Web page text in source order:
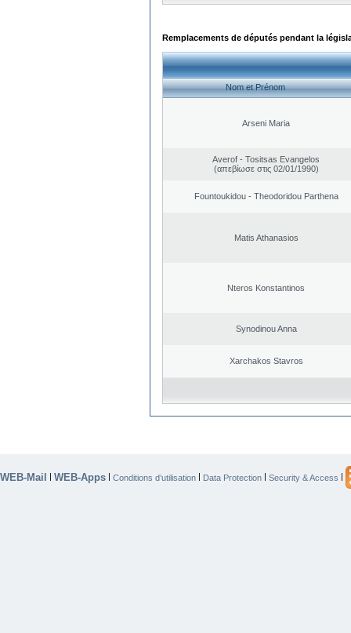
Remplacements de députés pendant la
Nom et Prénom
Arseni Maria
Averof - Tositsas Evangelos
(απεβίωσε στις 02/01/1990)
Fountoukidou - Theodoridou Parthena
Matis Athanasios
Nteros Konstantinos
Synodinou Anna
Xarchakos Stavros
WEB-Mail | WEB-Apps | Conditions d’utilisation | Data Protection | Security & Access |